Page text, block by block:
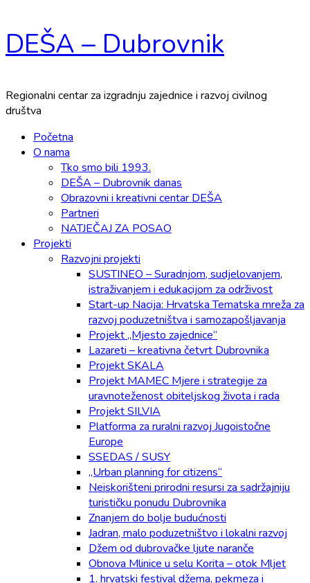
Skip
to
DEŠA – Dubrovnik
Regionalni centar za izgradnju zajednice i razvoj civilnog
društva
Primary
Menu
Početna
O nama
Tko smo bili 1993.
DEŠA – Dubrovnik danas
Obrazovni i kreativni centar DEŠA
Partneri
NATJEČAJ ZA POSAO
Projekti
Razvojni projekti
SUSTINEO – Suradnjom, sudjelovanjem,
istraživanjem i edukacijom za održivost
Start-up Nacija: Hrvatska Tematska mreža za
razvoj poduzetništva i samozapošljavanja
Projekt „Mjesto zajednice“
Lazareti – kreativna četvrt Dubrovnika
Projekt SKALA
Projekt MAMEC Mjere i strategije za
uravnoteženost obiteljskog života i rada
Projekt SILVIA
Platforma za ruralni razvoj Jugoistočne
Europe
SSEDAS / SUSY
„Urban planning for citizens“
Neiskorišteni prirodni resursi za sadržajniju
turističku ponudu Dubrovnika
Znanjem do bolje budućnosti
Jadran, malo poduzetništvo i lokalni razvoj
Džem od dubrovačke ljute naranče
Obnova Mlinice u selu Korita – otok Mljet
1. hrvatski festival džema, pekmeza i